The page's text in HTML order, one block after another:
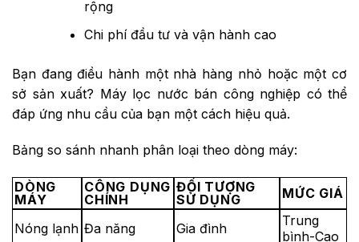
rộng
Chi phí đầu tư và vận hành cao
Bạn đang điều hành một nhà hàng nhỏ hoặc một cơ
sở sản xuất? Máy lọc nước bán công nghiệp có thể
đáp ứng nhu cầu của bạn một cách hiệu quả.
Bảng so sánh nhanh phân loại theo dòng máy:
DÒNG
MÁY
CÔNG DỤNG
CHÍNH
ĐỐI TƯỢNG
SỬ DỤNG
MỨC GIÁ
Nóng lạnh Đa năng Gia đình
Trung
bình-Cao